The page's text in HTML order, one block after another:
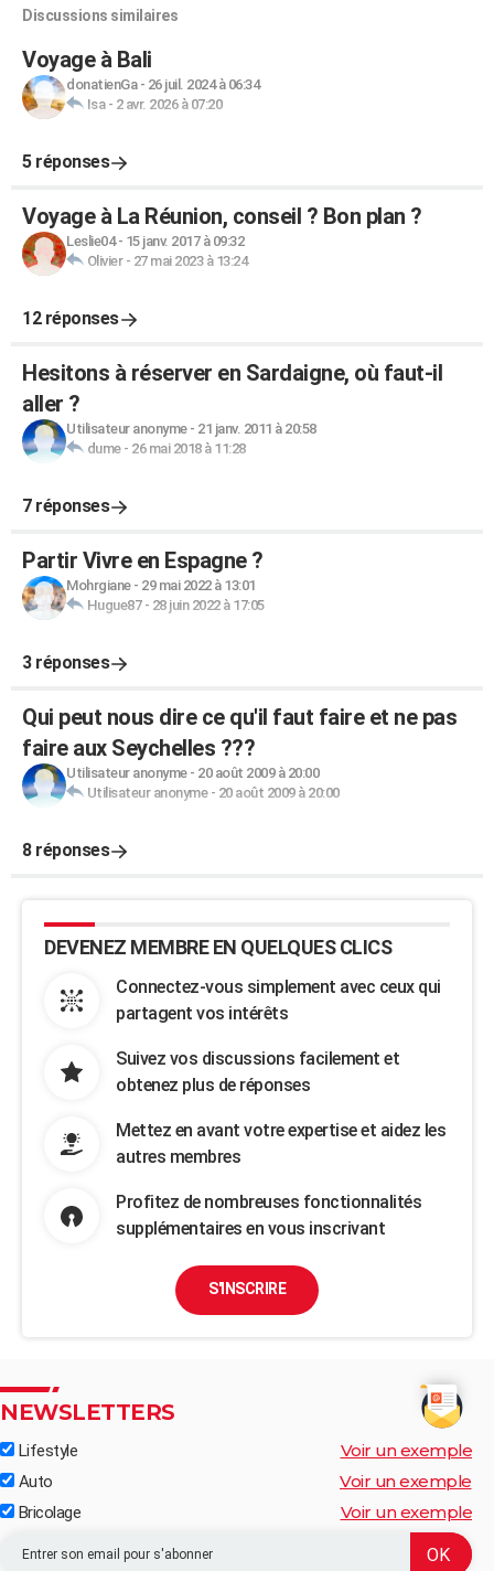
Discussions similaires
Voyage à Bali
donatienGa- 26 juil. 2024 à 06:34
Isa- 2 avr. 2026 à 07:20
5 réponses
Voyage à La Réunion, conseil ? Bon plan ?
Leslie04- 15 janv. 2017 à 09:32
Olivier- 27 mai 2023 à 13:24
12 réponses
Hesitons à réserver en Sardaigne, où faut-il
aller ?
Utilisateur anonyme- 21 janv. 2011 à 20:58
dume- 26 mai 2018 à 11:28
7 réponses
Partir Vivre en Espagne ?
Mohrgiane- 29 mai 2022 à 13:01
Hugue87- 28 juin 2022 à 17:05
3 réponses
Qui peut nous dire ce qu'il faut faire et ne pas
faire aux Seychelles ???
Utilisateur anonyme- 20 août 2009 à 20:00
Utilisateur anonyme- 20 août 2009 à 20:00
8 réponses
DEVENEZ MEMBRE EN QUELQUES CLICS
Connectez-vous simplement avec ceux qui
partagent vos intérêts
Suivez vos discussions facilement et
obtenez plus de réponses
Mettez en avant votre expertise et aidez les
autres membres
Profitez de nombreuses fonctionnalités
supplémentaires en vous inscrivant
S'INSCRIRE
NEWSLETTERS
Lifestyle Voir un exemple
Auto Voir un exemple
Bricolage Voir un exemple